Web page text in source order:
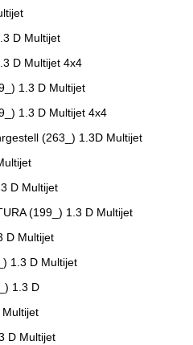
D Multijet
D Multijet 4x4
1.3 D Multijet
1.3 D Multijet 4x4
(263_) 1.3D Multijet
D Multijet
(199_) 1.3 D Multijet
D Multijet
1.3 D Multijet
1.3 D
Multijet
D Multijet